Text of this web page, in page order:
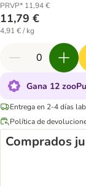
PRVP* 11,94 €
11,79 €
4,91 € / kg
Gana 12
Entrega en 2-4 días
Política de
Comprados